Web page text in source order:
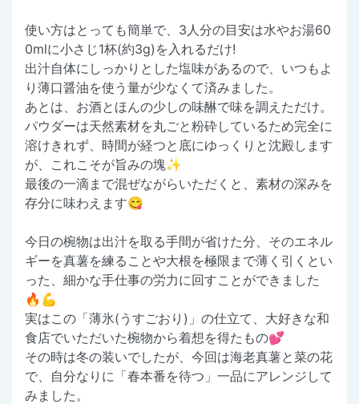
使い方はとっても簡単で、3人分の目安は水やお湯60
0mlに小さじ1杯(約3g)を入れるだけ!
出汁自体にしっかりとした塩味があるので、いつもよ
り薄口醤油を使う量が少なくて済みました。
あとは、お酒とほんの少しの味醂で味を調えただけ。
パウダーは天然素材を丸ごと粉砕しているため完全に
溶けきれず、時間が経つと底にゆっくりと沈殿します
が、これこそが旨みの塊✨
最後の一滴まで混ぜながらいただくと、素材の深みを
存分に味わえます😋
今日の椀物は出汁を取る手間が省けた分、そのエネル
ギーを真薯を練ることや大根を極限まで薄く引くとい
った、細かな手仕事の労力に回すことができました
🔥💪
実はこの「薄氷(うすごおり)」の仕立て、大好きな和
食店でいただいた椀物から着想を得たもの💕
その時は冬の装いでしたが、今回は海老真薯と菜の花
で、自分なりに「春本番を待つ」一品にアレンジして
みました。